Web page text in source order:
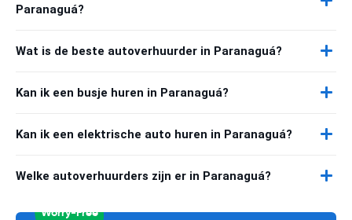
Paranaguá?
Wat is de beste autoverhuurder in Paranaguá?
Kan ik een busje huren in Paranaguá?
Kan ik een elektrische auto huren in Paranaguá?
Welke autoverhuurders zijn er in Paranaguá?
Worry-Free